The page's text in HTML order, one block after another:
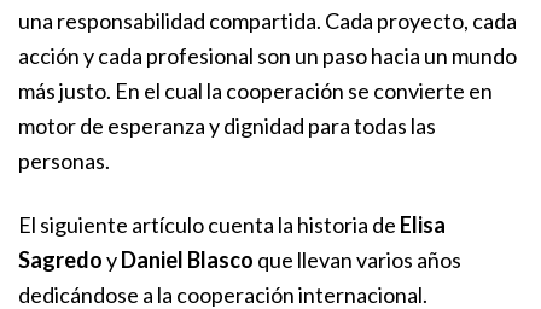
una responsabilidad compartida. Cada proyecto, cada
acción y cada profesional son un paso hacia un mundo
más justo. En el cual la cooperación se convierte en
motor de esperanza y dignidad para todas las
personas.
El siguiente artículo cuenta la historia de Elisa
SagredoyDaniel Blasco que llevan varios años
dedicándose a la cooperación internacional.